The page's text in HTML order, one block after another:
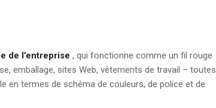
de l’entreprise , qui fonctionne comme un fil rouge
emballage, sites Web, vêtements de travail – toutes
en termes de schéma de couleurs, de police et de